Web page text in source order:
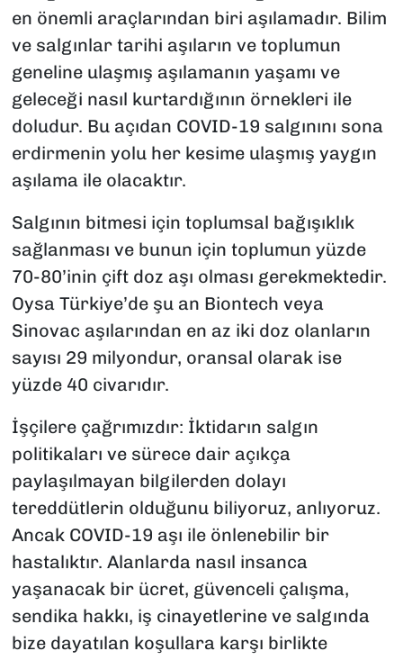
en önemli araçlarından biri aşılamadır. Bilim
ve salgınlar tarihi aşıların ve toplumun
geneline ulaşmış aşılamanın yaşamı ve
geleceği nasıl kurtardığının örnekleri ile
doludur. Bu açıdan COVID-19 salgınını sona
erdirmenin yolu her kesime ulaşmış yaygın
aşılama ile olacaktır.
Salgının bitmesi için toplumsal bağışıklık
sağlanması ve bunun için toplumun yüzde
70-80’inin çift doz aşı olması gerekmektedir.
Oysa Türkiye’de şu an Biontech veya
Sinovac aşılarından en az iki doz olanların
sayısı 29 milyondur, oransal olarak ise
yüzde 40 civarıdır.
İşçilere çağrımızdır: İktidarın salgın
politikaları ve sürece dair açıkça
paylaşılmayan bilgilerden dolayı
tereddütlerin olduğunu biliyoruz, anlıyoruz.
Ancak COVID-19 aşı ile önlenebilir bir
hastalıktır. Alanlarda nasıl insanca
yaşanacak bir ücret, güvenceli çalışma,
sendika hakkı, iş cinayetlerine ve salgında
bize dayatılan koşullara karşı birlikte